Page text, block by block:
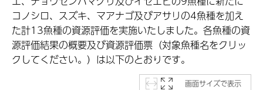
コノシロ、スズキ、マアナゴ及びアサリの4魚種を加え
た計13魚種の資源評価を実施いたしました。各魚種の資
源評価結果の概要及び資源評価票（対象魚種名をクリッ
クしてください。）は以下のとおりです。
画面サイズで表示